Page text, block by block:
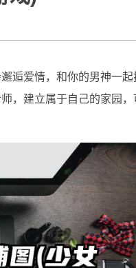
逅爱情，和你的男神一起
，建立属于自己的家园